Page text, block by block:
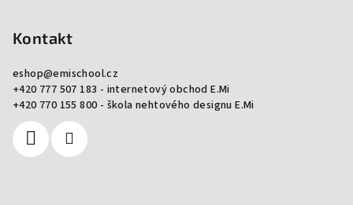
Kontakt
eshop@emischool.cz
+420 777 507 183 - internetový obchod E.Mi
+420 770 155 800 - škola nehtového designu E.Mi